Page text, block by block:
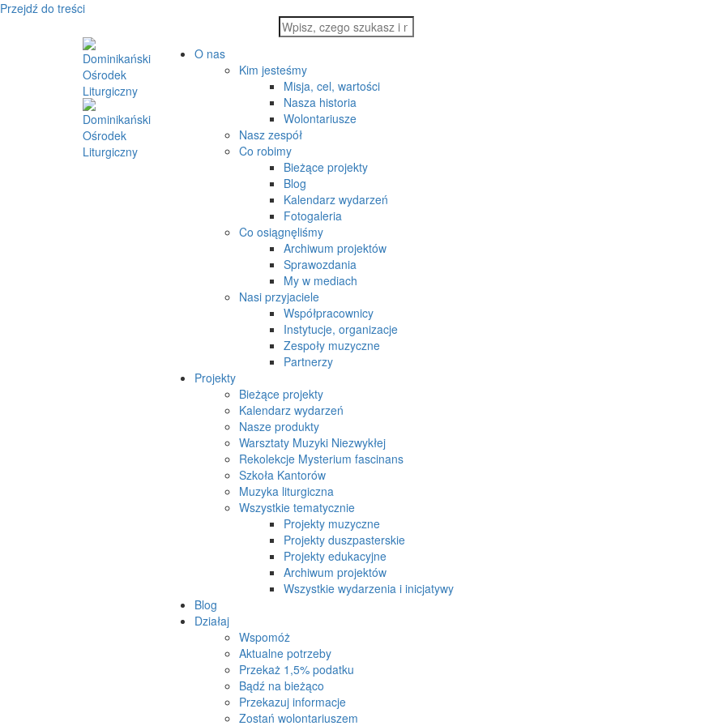
Przejdź do treści
O nas
Kim jesteśmy
Misja, cel, wartości
Nasza historia
Wolontariusze
Nasz zespół
Co robimy
Bieżące projekty
Blog
Kalendarz wydarzeń
Fotogaleria
Co osiągnęliśmy
Archiwum projektów
Sprawozdania
My w mediach
Nasi przyjaciele
Współpracownicy
Instytucje, organizacje
Zespoły muzyczne
Partnerzy
Projekty
Bieżące projekty
Kalendarz wydarzeń
Nasze produkty
Warsztaty Muzyki Niezwykłej
Rekolekcje Mysterium fascinans
Szkoła Kantorów
Muzyka liturgiczna
Wszystkie tematycznie
Projekty muzyczne
Projekty duszpasterskie
Projekty edukacyjne
Archiwum projektów
Wszystkie wydarzenia i inicjatywy
Blog
Działaj
Wspomóż
Aktualne potrzeby
Przekaż 1,5% podatku
Bądź na bieżąco
Przekazuj informacje
Zostań wolontariuszem